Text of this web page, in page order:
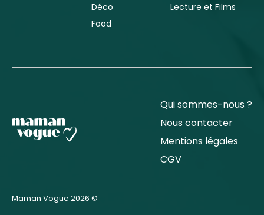
Déco
Food
Lecture et Films
Qui sommes-nous ?
Nous contacter
Mentions légales
CGV
Maman Vogue 2026 ©